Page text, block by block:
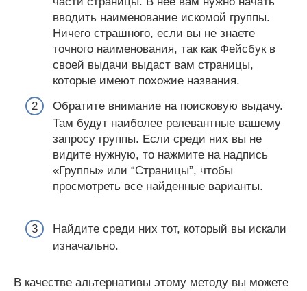
вводить наименование искомой группы.
Ничего страшного, если вы не знаете
точного наименования, так как Фейсбук в
своей выдачи выдаст вам страницы,
которые имеют похожие названия.
Обратите внимание на поисковую выдачу.
Там будут наиболее релевантные вашему
запросу группы. Если среди них вы не
видите нужную, то нажмите на надпись
«Группы» или “Страницы”, чтобы
просмотреть все найденные варианты.
Найдите среди них тот, который вы искали
изначально.
В качестве альтернативы этому методу вы можете